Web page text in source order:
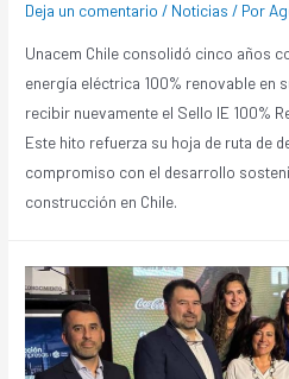
Deja un comentario / Noticias / Por
Unacem Chile consolidó cinco años
energía eléctrica 100% renovable en
recibir nuevamente el Sello IE 100%
Este hito refuerza su hoja de ruta de
compromiso con el desarrollo
construcción en Chile.